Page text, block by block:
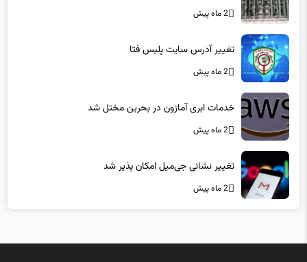
2 ماه پیش
تغییر آدرس سایت پلیس فتا
2 ماه پیش
خدمات ابری آمازون در بحرین مختل شد
2 ماه پیش
تغییر نشانی جی‌میل امکان پذیر شد
2 ماه پیش